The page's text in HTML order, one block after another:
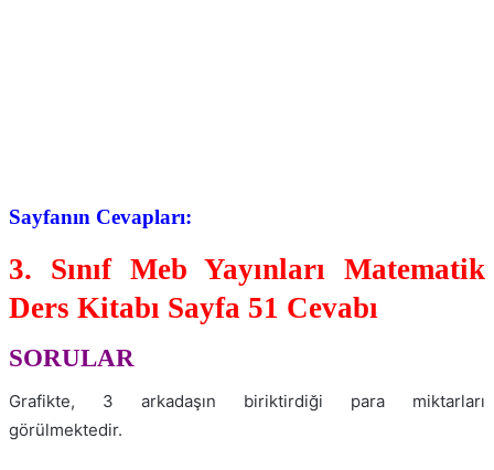
Sayfanın Cevapları:
3. Sınıf Meb Yayınları Matematik
Ders Kitabı Sayfa 51 Cevabı
SORULAR
Grafikte, 3 arkadaşın biriktirdiği para miktarları
görülmektedir.